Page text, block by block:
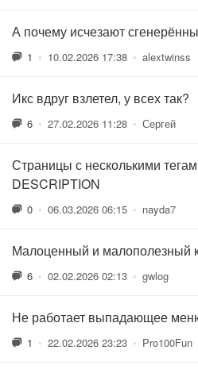
А почему исчезают
1 • 10.02.2026 17:38 • alextwinss
Икс вдруг взлетел, у всех так?
6 • 27.02.2026 11:28 • Сергей
Страницы с несколькими
DESCRIPTION
0 • 06.03.2026 06:15 • nayda7
Малоценный и малополезный
6 • 02.02.2026 02:13 • gwlog
Не работает выпадающее
1 • 22.02.2026 23:23 • Pro100Fun